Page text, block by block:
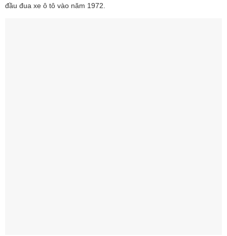
đầu đua xe ô tô vào năm 1972.